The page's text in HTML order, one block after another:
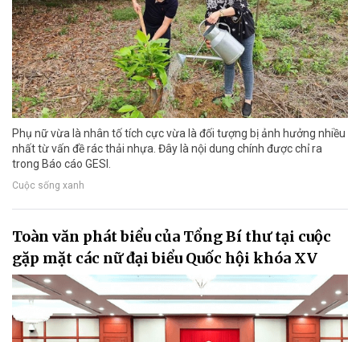
Phụ nữ vừa là nhân tố tích cực vừa là đối tượng bị ảnh hưởng nhiều
nhất từ vấn đề rác thải nhựa. Đây là nội dung chính được chỉ ra
trong Báo cáo GESI.
Cuộc sống xanh
Toàn văn phát biểu của Tổng Bí thư tại cuộc
gặp mặt các nữ đại biểu Quốc hội khóa XV